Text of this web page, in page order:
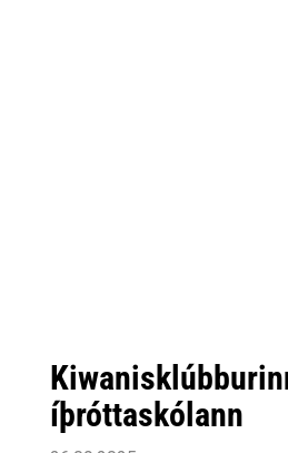
íþróttaskólann